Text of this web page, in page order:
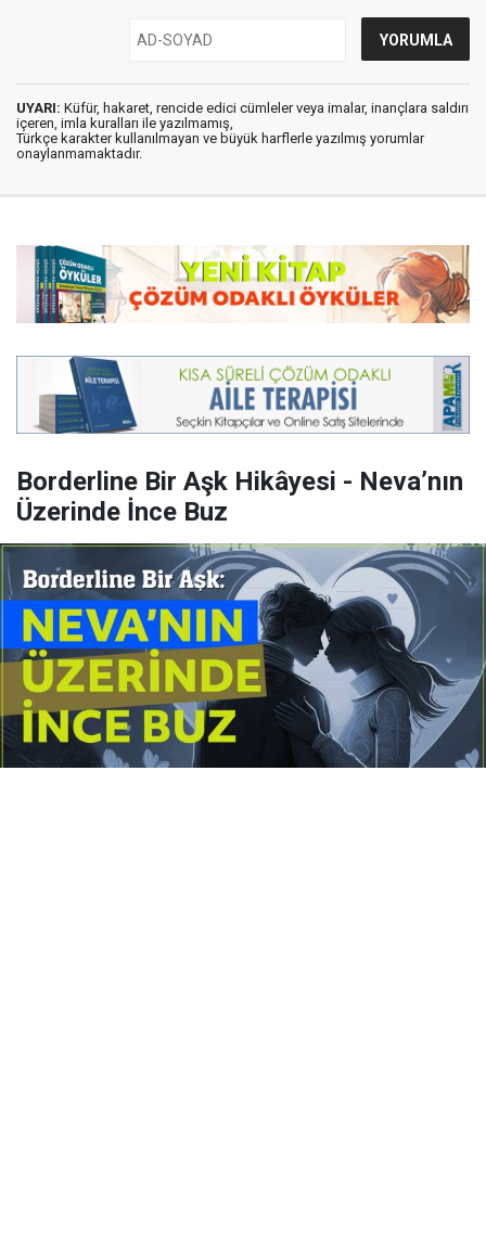
UYARI: Küfür, hakaret, rencide edici cümleler veya imalar, inançlara saldırı
içeren, imla kuralları ile yazılmamış,
Türkçe karakter kullanılmayan ve büyük harflerle yazılmış yorumlar
onaylanmamaktadır.
Borderline Bir Aşk Hikâyesi - Neva’nın
Üzerinde İnce Buz